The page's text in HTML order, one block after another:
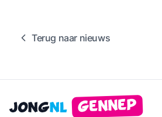
Terug naar nieuws
JongNL Gennep